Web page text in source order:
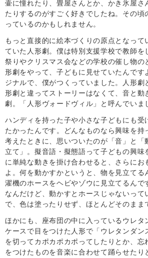
壷に憧れたり、畳屋さんとか、かき氷屋さ
たりするのがすごく好きでしたね。その頃
っているのかもしれません。
もっと直接的に絵本づくりの原点となって
ていた人形劇。僕は特別支援学校で教師を
祭りやクリスマス会などの学校の催し物の
形劇をやって、子どもに見せていたんです
ジナルで、僕がつくっていました。人形劇
形劇と違ってストーリーはなくて、音と動
劇。「人形ヴォードヴィル」と呼んでいま
ハンディを持った子や小さな子どもにも受
たかったんです。どんなものなら興味を持
考えたときに、思いついたのが「音」と「
立て」。擬音語・擬態語って子どもの興味
に単純な動きを掛け合わせると、さらにお
よ。何を動かすかというと、物を見立てる
濯機のホースをヘビやゾウに見立てるんで
なんだけど、動かすとホースじゃないって
で、色は塗ったりせず、ほとんどそのまま
ほかにも、座布団の中に入っているウレタ
ケースで目をつけた人形で「ウレタンダン
を切ってカポカポカポってしたりとか、忘
をつけたものを音楽に合わせて踊らせた